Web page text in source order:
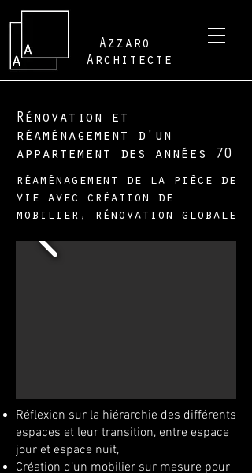
Architecte
Azzaro
Rénovation et
réaménagement d'un
appartement des années 70
réaménagement de la pièce de
vie avec création de
mobilier, rénovation globale
Réflexion sur la hiérarchie des différents
espaces et leur transition, entre espace
jour et espace nuit,
Création d’un mobilier sur mesure pour